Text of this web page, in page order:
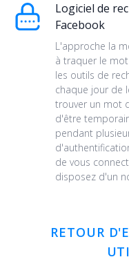
Logiciel de
Facebook
L'approche la
à traquer le
les outils de
chaque jour de
trouver un mot
d'être
pendant
de vous
disposez d'un
RETOUR